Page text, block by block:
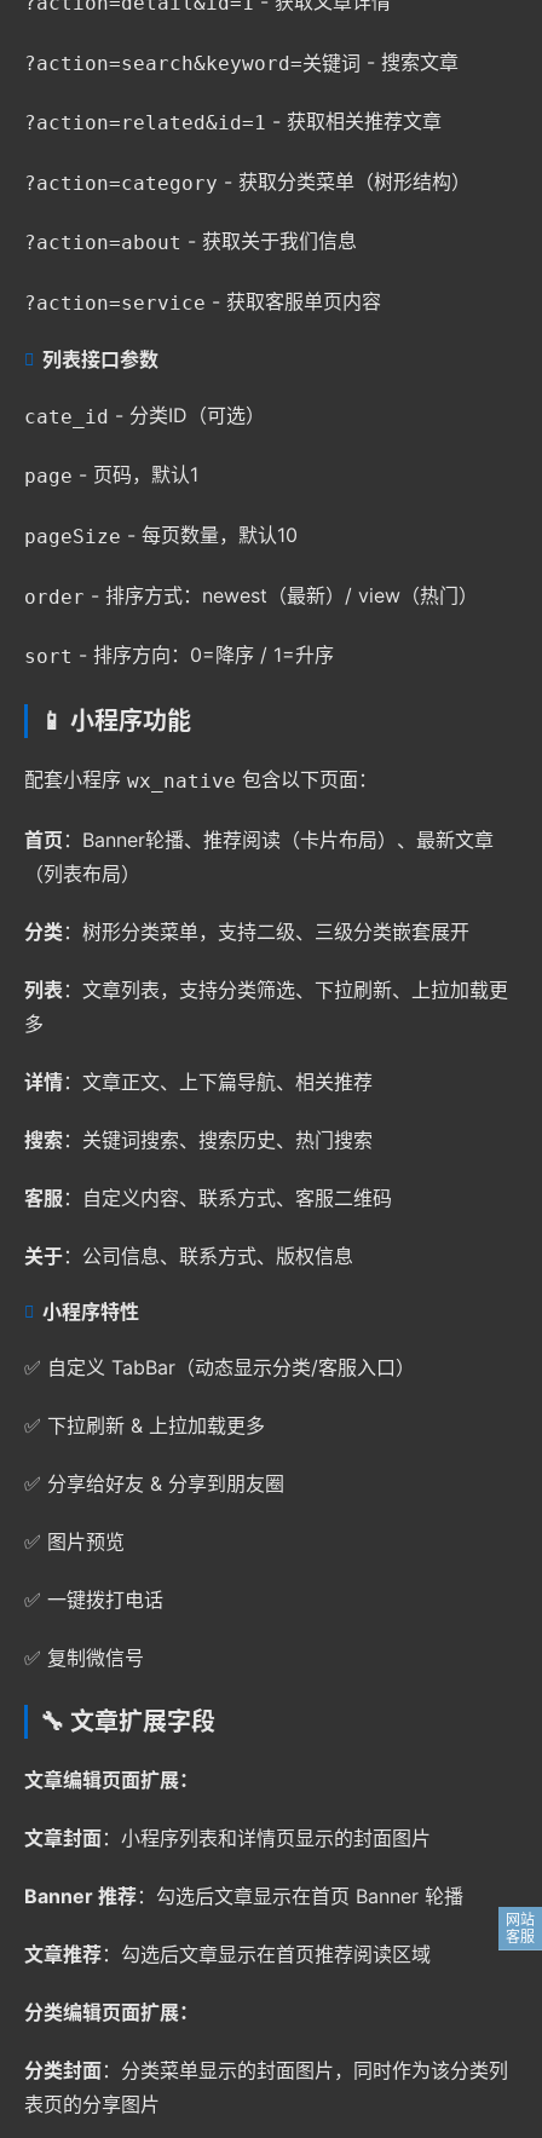
?action=search&keyword=关键词 - 搜索文章
?action=related&id=1 - 获取相关推荐文章
?action=category - 获取分类菜单（树形结构）
?action=about - 获取关于我们信息
?action=service - 获取客服单页内容
列表接口参数
cate_id - 分类ID（可选）
page - 页码，默认1
pageSize - 每页数量，默认10
order - 排序方式：newest（最新）/ view（热门）
sort - 排序方向：0=降序 / 1=升序
📱 小程序功能
配套小程序 wx_native 包含以下页面：
首页 ：Banner轮播、推荐阅读（卡片布局）、最新文章
（列表布局）
分类：树形分类菜单，支持二级、三级分类嵌套展开
列表 ：文章列表，支持分类筛选、下拉刷新、上拉加载更
多
详情：文章正文、上下篇导航、相关推荐
搜索：关键词搜索、搜索历史、热门搜索
客服：自定义内容、联系方式、客服二维码
关于：公司信息、联系方式、版权信息
小程序特性
✅ 自定义 TabBar（动态显示分类/客服入口）
✅ 下拉刷新 & 上拉加载更多
✅ 分享给好友 & 分享到朋友圈
✅ 图片预览
✅ 一键拨打电话
✅ 复制微信号
🔧 文章扩展字段
文章编辑页面扩展：
文章封面：小程序列表和详情页显示的封面图片
Banner 推荐：勾选后文章显示在首页 Banner 轮播
文章推荐：勾选后文章显示在首页推荐阅读区域
分类编辑页面扩展：
分类封面：分类菜单显示的封面图片，同时作为该分类列
表页的分享图片